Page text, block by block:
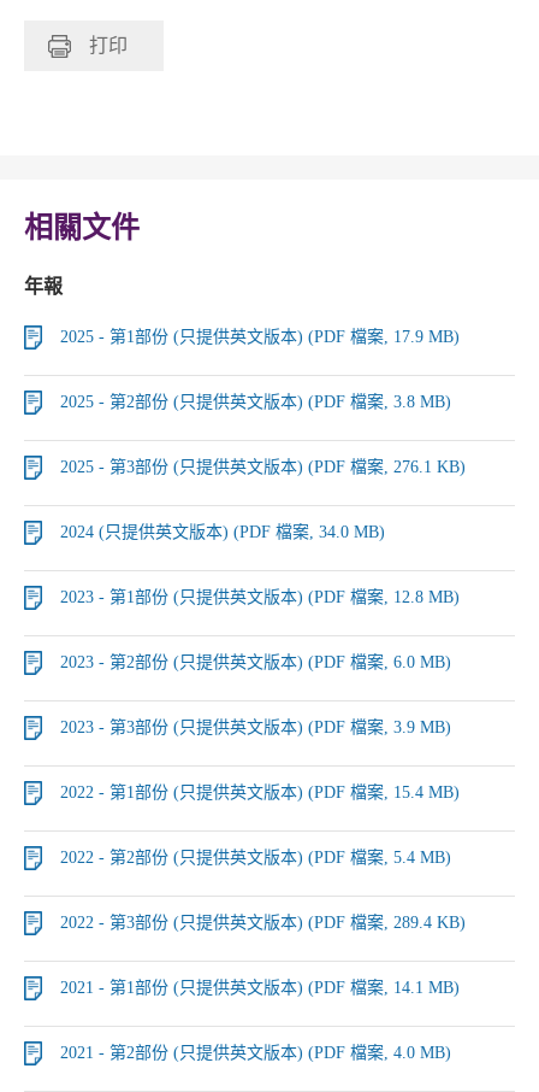
打印
相關文件
年報
2025 - 第1部份 (只提供英文版本) (PDF 檔案, 17.9 MB)
2025 - 第2部份 (只提供英文版本) (PDF 檔案, 3.8 MB)
2025 - 第3部份 (只提供英文版本) (PDF 檔案, 276.1 KB)
2024 (只提供英文版本) (PDF 檔案, 34.0 MB)
2023 - 第1部份 (只提供英文版本) (PDF 檔案, 12.8 MB)
2023 - 第2部份 (只提供英文版本) (PDF 檔案, 6.0 MB)
2023 - 第3部份 (只提供英文版本) (PDF 檔案, 3.9 MB)
2022 - 第1部份 (只提供英文版本) (PDF 檔案, 15.4 MB)
2022 - 第2部份 (只提供英文版本) (PDF 檔案, 5.4 MB)
2022 - 第3部份 (只提供英文版本) (PDF 檔案, 289.4 KB)
2021 - 第1部份 (只提供英文版本) (PDF 檔案, 14.1 MB)
2021 - 第2部份 (只提供英文版本) (PDF 檔案, 4.0 MB)